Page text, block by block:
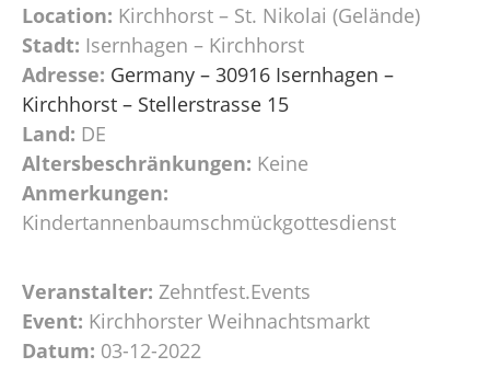
Location: Kirchhorst – St. Nikolai (Gelände)
Stadt: Isernhagen – Kirchhorst
Adresse: Germany – 30916 Isernhagen –
Kirchhorst – Stellerstrasse 15
Land: DE
Altersbeschränkungen: Keine
Anmerkungen:
Kindertannenbaumschmückgottesdienst
Veranstalter: Zehntfest.Events
Event: Kirchhorster Weihnachtsmarkt
Datum: 03-12-2022